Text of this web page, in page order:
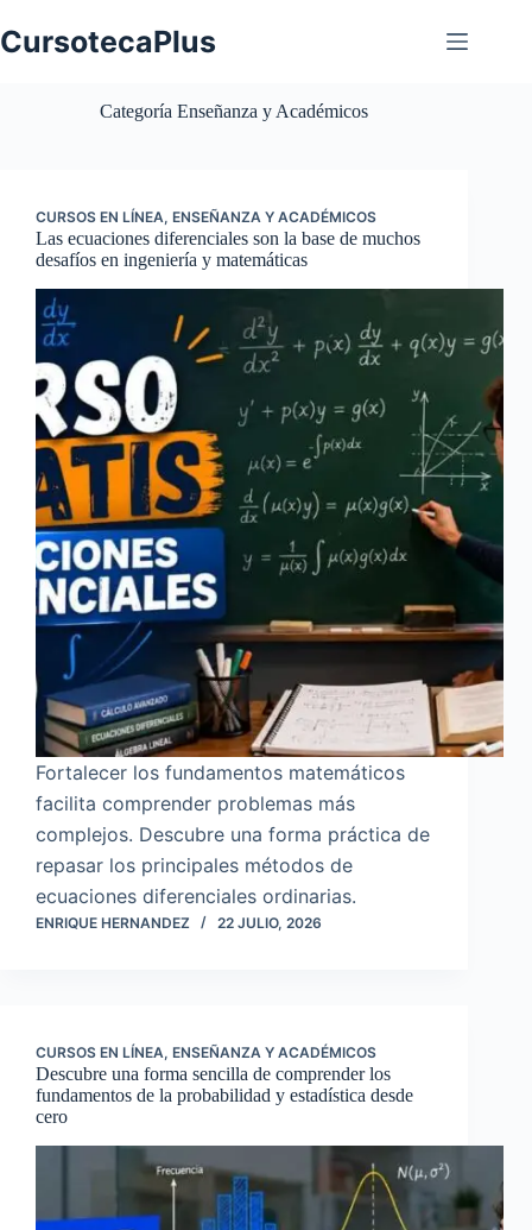
al
contenido
CursotecaPlus
Categoría Enseñanza y Académicos
CURSOS EN LÍNEA, ENSEÑANZA Y ACADÉMICOS
Las ecuaciones diferenciales son la base de muchos
desafíos en ingeniería y matemáticas
Fortalecer los fundamentos matemáticos
facilita comprender problemas más
complejos. Descubre una forma práctica de
repasar los principales métodos de
ecuaciones diferenciales ordinarias.
ENRIQUE HERNANDEZ 22 JULIO, 2026
CURSOS EN LÍNEA, ENSEÑANZA Y ACADÉMICOS
Descubre una forma sencilla de comprender los
fundamentos de la probabilidad y estadística desde
cero